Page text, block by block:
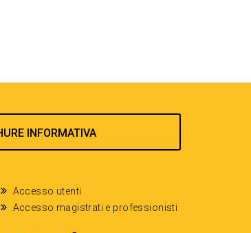
INFORMATIVA
Accesso utenti
Accesso magistrati e professionisti